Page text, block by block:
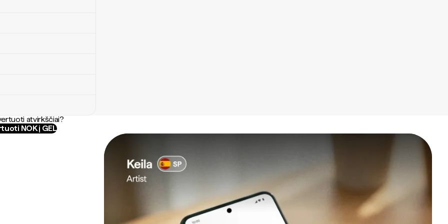
atvirkščiai?
NOK į GEL